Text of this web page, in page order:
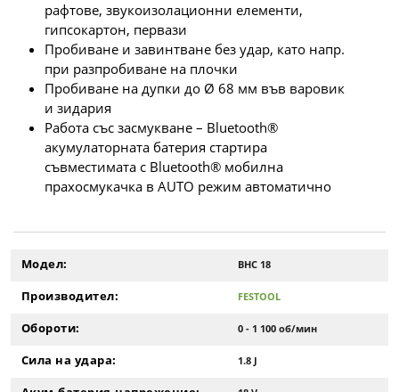
рафтове, звукоизолационни елементи,
гипсокартон, первази
Пробиване и завинтване без удар, като напр.
при разпробиване на плочки
Пробиване на дупки до Ø 68 мм във варовик
и зидария
Работа със засмукване – Bluetooth®
акумулаторната батерия стартира
съвместимата с Bluetooth® мобилна
прахосмукачка в AUTO режим автоматично
Модел: BHC 18
Производител: FESTOOL
Обороти: 0 - 1 100 об/мин
Сила на удара: 1.8 J